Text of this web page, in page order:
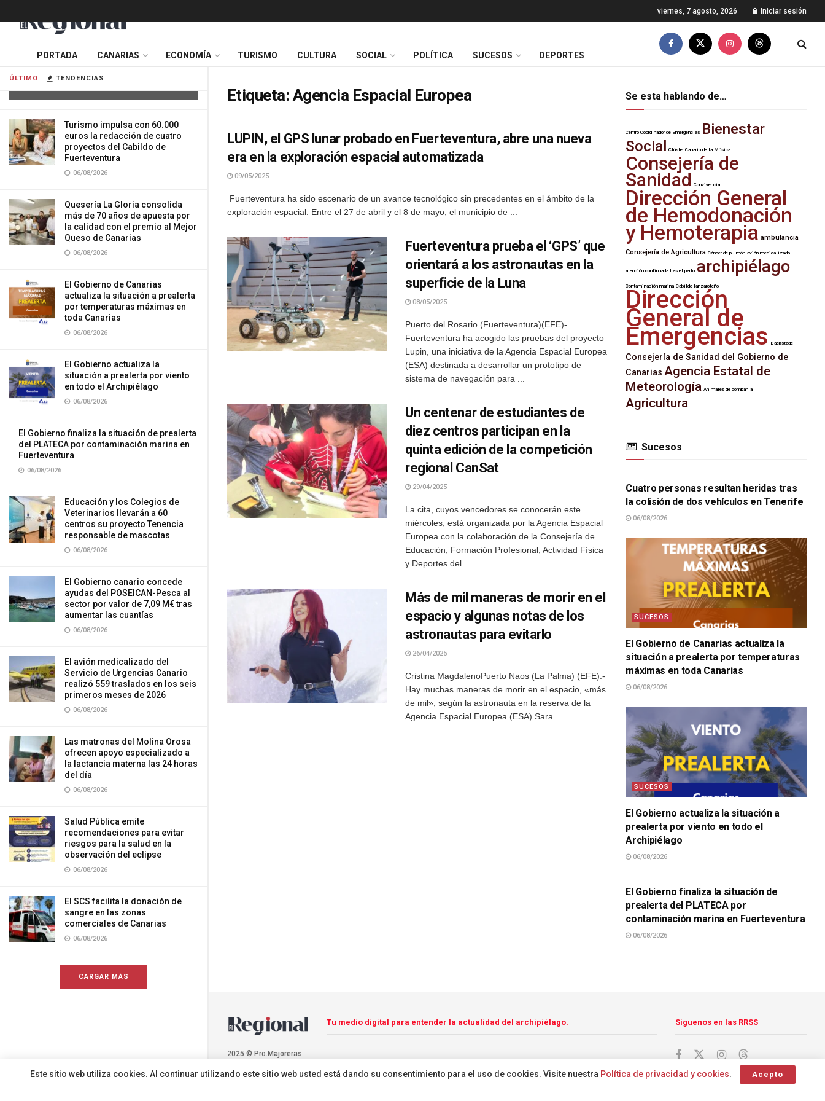
ÚLTIMO TENDENCIAS
la colisión de dos vehículos en
Turismo impulsa con 60.000
euros la redacción de cuatro
proyectos del Cabildo de
Fuerteventura
06/08/2026
Quesería La Gloria consolida
más de 70 años de apuesta por
la calidad con el premio al Mejor
Queso de Canarias
06/08/2026
El Gobierno de Canarias
actualiza la situación a prealerta
por temperaturas máximas en
toda Canarias
06/08/2026
El Gobierno actualiza la
situación a prealerta por viento
en todo el Archipiélago
06/08/2026
El Gobierno finaliza la situación de prealerta
del PLATECA por contaminación marina en
Fuerteventura
06/08/2026
Educación y los Colegios de
Veterinarios llevarán a 60
centros su proyecto Tenencia
responsable de mascotas
06/08/2026
El Gobierno canario concede
ayudas del POSEICAN-Pesca al
sector por valor de 7,09 M€ tras
aumentar las cuantías
06/08/2026
El avión medicalizado del
Servicio de Urgencias Canario
realizó 559 traslados en los seis
primeros meses de 2026
06/08/2026
Las matronas del Molina Orosa
ofrecen apoyo especializado a
la lactancia materna las 24 horas
del día
06/08/2026
Salud Pública emite
recomendaciones para evitar
riesgos para la salud en la
observación del eclipse
06/08/2026
El SCS facilita la donación de
sangre en las zonas
comerciales de Canarias
06/08/2026
CARGAR MÁS
viernes, 7 agosto, 2026 Iniciar sesión
PORTADA CANARIAS ECONOMÍA TURISMO CULTURA SOCIAL POLÍTICA SUCESOS DEPORTES
Etiqueta: Agencia Espacial Europea
LUPIN, el GPS lunar probado en Fuerteventura, abre una nueva
era en la exploración espacial automatizada
09/05/2025
Fuerteventura ha sido escenario de un avance tecnológico sin precedentes en el ámbito de la
exploración espacial. Entre el 27 de abril y el 8 de mayo, el municipio de ...
Fuerteventura prueba el ‘GPS’ que
orientará a los astronautas en la
superficie de la Luna
08/05/2025
Puerto del Rosario (Fuerteventura)(EFE)-
Fuerteventura ha acogido las pruebas del proyecto
Lupin, una iniciativa de la Agencia Espacial Europea
(ESA) destinada a desarrollar un prototipo de
sistema de navegación para ...
Un centenar de estudiantes de
diez centros participan en la
quinta edición de la competición
regional CanSat
29/04/2025
La cita, cuyos vencedores se conocerán este
miércoles, está organizada por la Agencia Espacial
Europea con la colaboración de la Consejería de
Educación, Formación Profesional, Actividad Física
y Deportes del ...
Más de mil maneras de morir en el
espacio y algunas notas de los
astronautas para evitarlo
26/04/2025
Cristina MagdalenoPuerto Naos (La Palma) (EFE).-
Hay muchas maneras de morir en el espacio, «más
de mil», según la astronauta en la reserva de la
Agencia Espacial Europea (ESA) Sara ...
Se esta hablando de…
Centro Coordinador de Emergencias Bienestar
Social
Clúster Canario de la Música
Consejería de
Sanidad Convivencia
Dirección General
de Hemodonación
y Hemoterapia ambulancia
Consejería de Agricultura Cáncer de pulmón avión medicalizado
atención continuada tras el parto archipiélago
Contaminación marina Cabildo lanzaroteño
Dirección
General de
Emergencias Backstage
Consejería de Sanidad del Gobierno de
Canarias Agencia Estatal de
Meteorología Animales de compañía
Agricultura
Sucesos
SUCESOS
Cuatro personas resultan heridas tras
la colisión de dos vehículos en Tenerife
06/08/2026
SUCESOS
El Gobierno de Canarias actualiza la
situación a prealerta por temperaturas
máximas en toda Canarias
06/08/2026
SUCESOS
El Gobierno actualiza la situación a
prealerta por viento en todo el
Archipiélago
06/08/2026
El Gobierno finaliza la situación de
prealerta del PLATECA por
contaminación marina en Fuerteventura
06/08/2026
2025 © Pro.Majoreras
Tu medio digital para entender la actualidad del archipiélago. Síguenos en las RRSS
Este sitio web utiliza cookies. Al continuar utilizando este sitio web usted está dando su consentimiento para el uso de cookies. Visite nuestra Política de privacidad y cookies. Acepto